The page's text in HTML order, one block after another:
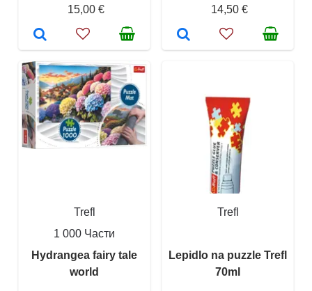
15,00 €
14,50 €
Trefl
1 000 Части
Hydrangea fairy tale
world
Trefl
Lepidlo na puzzle Trefl
70ml